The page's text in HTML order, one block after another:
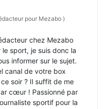
pour Mezabo )
chez Mezabo
sport, je suis donc la
informer sur le sujet.
canal de votre box
soir ? Il suffit de me
cœur ! Passionné par
sportif pour la